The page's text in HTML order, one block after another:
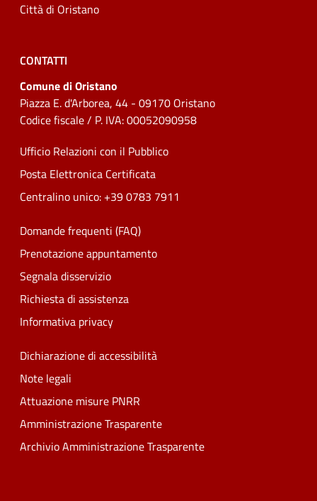
Città di Oristano
CONTATTI
Comune di Oristano
Piazza E. d'Arborea, 44 - 09170 Oristano
Codice fiscale / P. IVA: 00052090958
Ufficio Relazioni con il Pubblico
Posta Elettronica Certificata
Centralino unico: +39 0783 7911
Domande frequenti (FAQ)
Prenotazione appuntamento
Segnala disservizio
Richiesta di assistenza
Informativa privacy
Dichiarazione di accessibilità
Note legali
Attuazione misure PNRR
Amministrazione Trasparente
Archivio Amministrazione Trasparente